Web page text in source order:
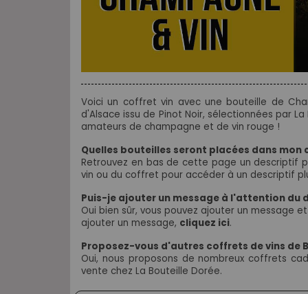
Voici un coffret vin avec une bouteille de
d'Alsace issu de Pinot Noir, sélectionnées par
amateurs de champagne et de vin rouge !
Quelles bouteilles seront placées dans mon
Retrouvez en bas de cette page un descriptif
vin ou du coffret pour accéder à un descriptif
Puis-je ajouter un message à l'attention du
Oui bien sûr, vous pouvez ajouter un message
ajouter un message, cliquez ici.
Proposez-vous d'autres coffrets de vins de
Oui, nous proposons de nombreux coffrets
vente chez La Bouteille Dorée.